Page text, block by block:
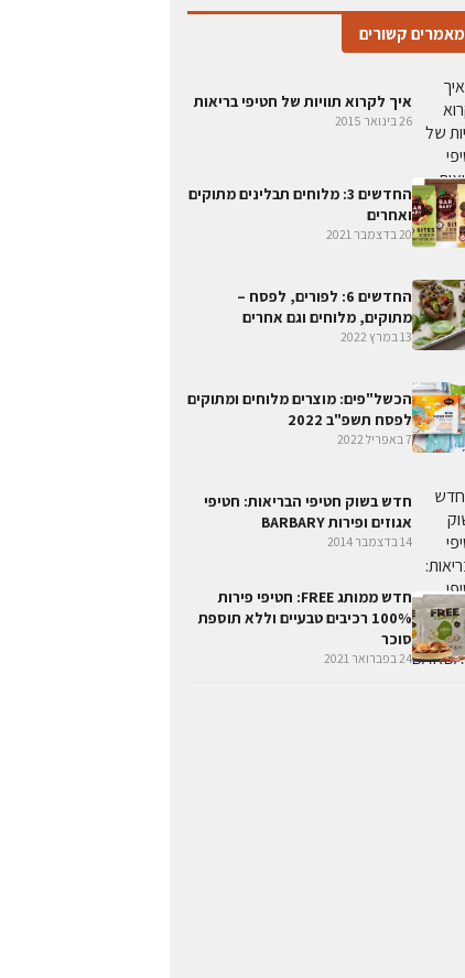
מאמרים קשורים
איך לקרוא תוויות של חטיפי בריאות
26 בינואר 2015
החדשים 3: מלוחים תבלינים מתוקים
ואחרים
20 בדצמבר 2021
החדשים 6: לפורים, לפסח –
מתוקים, מלוחים וגם אחרים
13 במרץ 2022
הכשל"פים: מוצרים מלוחים ומתוקים
לפסח תשפ"ב 2022
7 באפריל 2022
חדש בשוק חטיפי הבריאות: חטיפי
אגוזים ופירות BARBARY
14 בדצמבר 2014
חדש ממותג FREE: חטיפי פירות
100% רכיבים טבעיים וללא תוספת
סוכר
24 בפברואר 2021